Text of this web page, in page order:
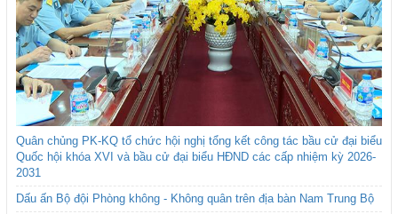
Quân chủng PK-KQ tổ chức hội nghị tổng kết công tác bầu cử đại biểu
Quốc hội khóa XVI và bầu cử đại biểu HĐND các cấp nhiệm kỳ 2026-
2031
Dấu ấn Bộ đội Phòng không - Không quân trên địa bàn Nam Trung Bộ